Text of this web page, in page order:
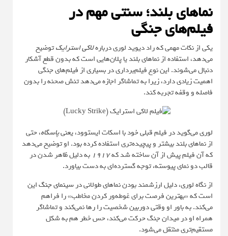
نماهای بلند؛ سنتی مهم در
فیلم‌های جنگی
یکی از نکات مهمی که راد دیوید لوری دربارهلاکی استرایکتوضیح
می‌دهد، استفاده از نماهای بلند یا پلان‌هایی است که بدون قطع آشکار
دنبال می‌شوند. این نوع فیلم‌برداری در بسیاری از فیلم‌های جنگی
اهمیت زیادی دارد، زیرا به تماشاگر اجازه می‌دهد تنش صحنه را بدون
فاصله و وقفه تجربه کند.
لوری می‌گوید در فیلم قبلی خود با اسکات ایستوود، یعنیپاسگاه، حتی
از نماهای بلند بیشتر و پیچیده‌تری استفاده کرده بود. او توضیح می‌دهد
که آن فیلم پیش از آن ساخته شد که۱۹۱۷ به دلیل ظاهر شدن در
قالب دو نمای پیوسته، توجه گسترده‌ای به دست بیاورد.
از نگاه لوری، دلیل ارزشمند بودن نماهای طولانی درسینمای جنگاین
است که «بهترین فرصت برای غوطه‌ور کردن مخاطب» را فراهم
می‌کند. به باور او وقتی دوربین شخصیت را رها نمی‌کند و تماشاگر
همراه او در میدان جنگ حرکت می‌کند، حس خطر هم به شکل
مستقیم‌تری منتقل می‌شود.